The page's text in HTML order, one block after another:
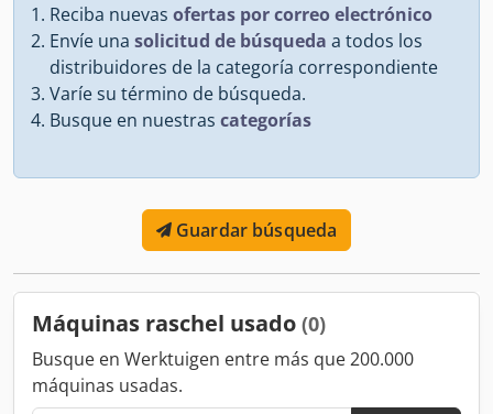
Reciba nuevas ofertas por correo electrónico
Envíe una solicitud de búsqueda a todos los
distribuidores de la categoría correspondiente
Varíe su término de búsqueda.
Busque en nuestras categorías
Guardar búsqueda
Máquinas raschel usado (0)
Busque en Werktuigen entre más que 200.000
máquinas usadas.